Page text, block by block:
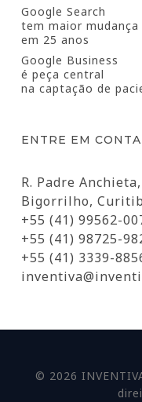
Google Search
tem maior mudança
em 25 anos
Google Business
é peça central
na captação de
ENTRE EM
R. Padre
Bigorrilho,
+55 (41) 99562-
+55 (41) 98725-
+55 (41) 3339-
© 2026